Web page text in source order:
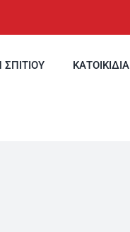
ΣΠΙΤΙΟΥ ΚΑΤΟΙΚΙΔΙΑ